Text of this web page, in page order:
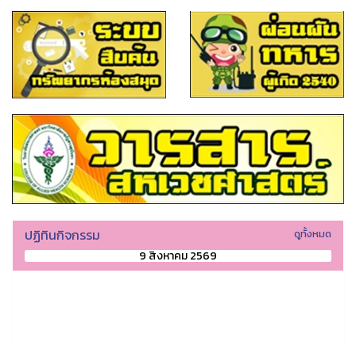
ปฏิทินกิจกรรม ดูทั้งหมด
9 สิงหาคม 2569